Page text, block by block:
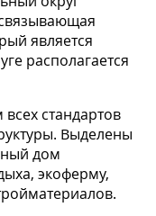
является
располагается
стандартов
Выделены
дом
экоферму,